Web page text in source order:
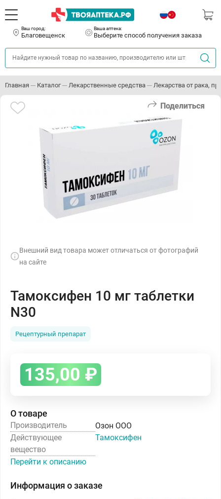
Ваш город:
Благовещенск
Ваша аптека:
Выберите способ получения заказа
Главная Каталог Лекарственные средства Лекарства от рака,
Поделиться
Внешний вид товара может отличаться от фотографий
на сайте
Тамоксифен 10 мг таблетки
N30
Рецептурный препарат
135,00 ₽
О товаре
Производитель
Озон ООО
Действующее
вещество
Тамоксифен
Перейти к описанию
Информация о заказе